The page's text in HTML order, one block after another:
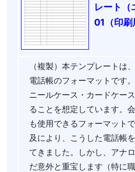
レート（
01（印
（複製）本テンプレートは
電話帳のフォーマットです
ニールケース・カードケー
ることを想定しています。
も使用できるフォーマット
及により、こうした電話帳
てきました。しかし、アナ
だ意外と重宝します（特に職